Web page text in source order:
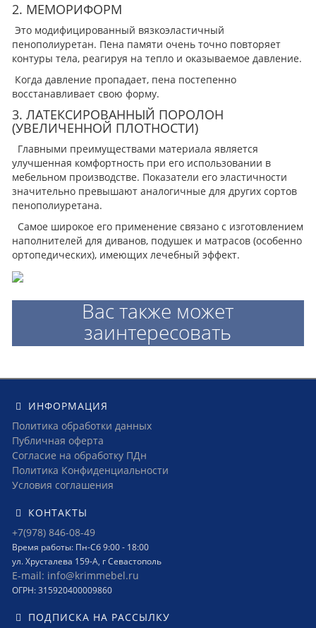
2. МЕМОРИФОРМ
Это модифицированный вязкоэластичный
пенополиуретан. Пена памяти очень точно повторяет
контуры тела, реагируя на тепло и оказываемое давление.
Когда давление пропадает, пена постепенно
восстанавливает свою форму.
3. ЛАТЕКСИРОВАННЫЙ ПОРОЛОН
(УВЕЛИЧЕННОЙ ПЛОТНОСТИ)
Главными преимуществами материала является
улучшенная комфортность при его использовании в
мебельном производстве. Показатели его эластичности
значительно превышают аналогичные для других сортов
пенополиуретана.
Самое широкое его применение связано с изготовлением
наполнителей для диванов, подушек и матрасов (особенно
ортопедических), имеющих лечебный эффект.
Вас также может
заинтересовать
ИНФОРМАЦИЯ
Политика обработки данных
Публичная оферта
Согласие на обработку ПДн
Политика Конфиденциальности
Условия соглашения
КОНТАКТЫ
+7(978) 846-08-49
Время работы: Пн-Сб 9:00 - 18:00
ул. Хрусталева 159-А, г Севастополь
E-mail: info@krimmebel.ru
ОГРН: 315920400009860
ПОДПИСКА НА РАССЫЛКУ